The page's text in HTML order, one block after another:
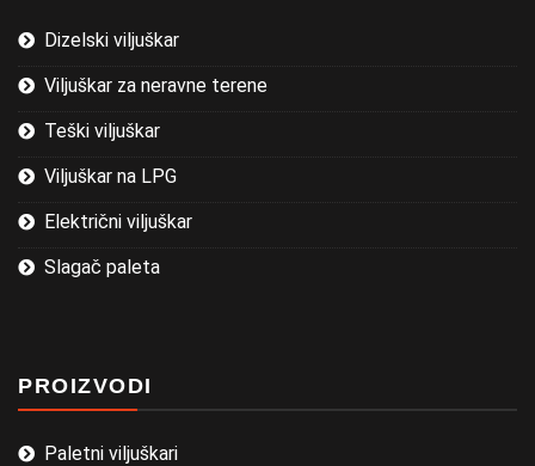
Dizelski viljuškar
Viljuškar za neravne terene
Teški viljuškar
Viljuškar na LPG
Električni viljuškar
Slagač paleta
PROIZVODI
Paletni viljuškari